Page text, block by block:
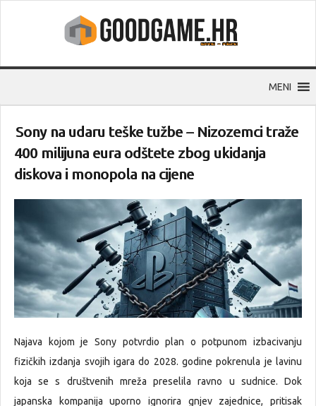
MENI
Sony na udaru teške tužbe – Nizozemci traže
400 milijuna eura odštete zbog ukidanja
diskova i monopola na cijene
Najava kojom je Sony potvrdio plan o potpunom izbacivanju
fizičkih izdanja svojih igara do 2028. godine pokrenula je lavinu
koja se s društvenih mreža preselila ravno u sudnice. Dok
japanska kompanija uporno ignorira gnjev zajednice, pritisak